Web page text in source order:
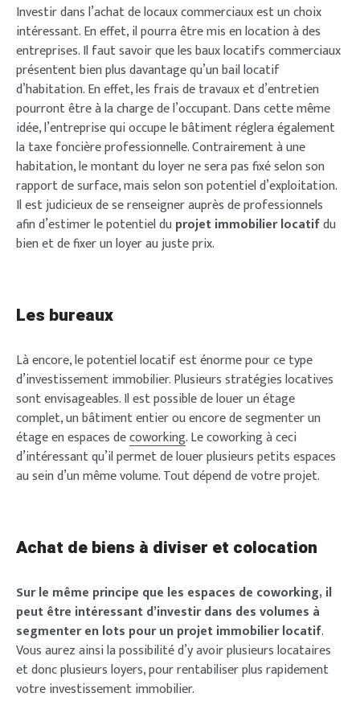
Investir dans l’achat de locaux commerciaux est un choix
intéressant. En effet, il pourra être mis en location à des
entreprises. Il faut savoir que les baux locatifs commerciaux
présentent bien plus davantage qu’un bail locatif
d’habitation. En effet, les frais de travaux et d’entretien
pourront être à la charge de l’occupant. Dans cette même
idée, l’entreprise qui occupe le bâtiment réglera également
la taxe foncière professionnelle. Contrairement à une
habitation, le montant du loyer ne sera pas fixé selon son
rapport de surface, mais selon son potentiel d’exploitation.
Il est judicieux de se renseigner auprès de professionnels
afin d’estimer le potentiel duprojet immobilier locatifdu
bien et de fixer un loyer au juste prix.
Les bureaux
Là encore, le potentiel locatif est énorme pour ce type
d’investissement immobilier. Plusieurs stratégies locatives
sont envisageables. Il est possible de louer un étage
complet, un bâtiment entier ou encore de segmenter un
étage en espaces decoworking. Le coworking à ceci
d’intéressant qu’il permet de louer plusieurs petits espaces
au sein d’un même volume. Tout dépend de votre projet.
Achat de biens à diviser et colocation
Sur le même principe que les espaces de coworking, il
peut être intéressant d’investir dans des volumes à
segmenter en lots pour un projet immobilier locatif.
Vous aurez ainsi la possibilité d’y avoir plusieurs locataires
et donc plusieurs loyers, pour rentabiliser plus rapidement
votre investissement immobilier.